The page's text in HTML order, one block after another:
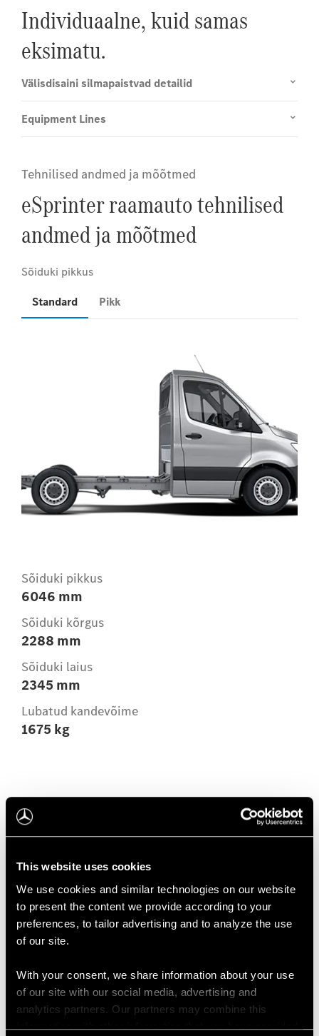
This website uses cookies
We use cookies and similar technologies on our website
to present the content we provide according to your
preferences, to tailor advertising and to analyze the use
of our site.
With your consent, we share information about your use
of our site with our social media, advertising and
analytics partners. Our partners may combine this
information with other information that you have provided
Individuaalne, kuid samas
eksimatu.
Välisdisaini silmapaistvad detailid
Equipment Lines
Tehnilised andmed ja mõõtmed
eSprinter raamauto tehnilised
andmed ja mõõtmed
Standard Pikk
Sõiduki pikkus
6046 mm
Sõiduki kõrgus
2288 mm
Sõiduki laius
2345 mm
Lubatud kandevõime
1675 kg
Interjöör
eSprinter raamauto interjöör,
istmed ja praktilised detailid.
Salongi silmapaistvad detailid
Equipment Lines
Varustus